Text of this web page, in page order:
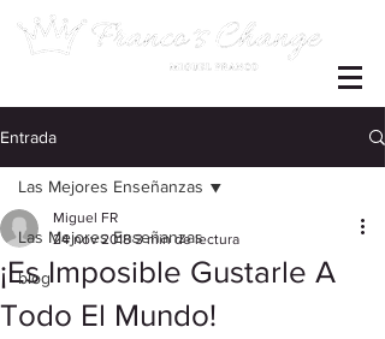
Entrada
Las Mejores Enseñanzas
blog
Las Mejores Enseñanzas
¡Es Imposible Gustarle A
Todo El Mundo!
Miguel FR
24 nov 2018 3 min de lectura